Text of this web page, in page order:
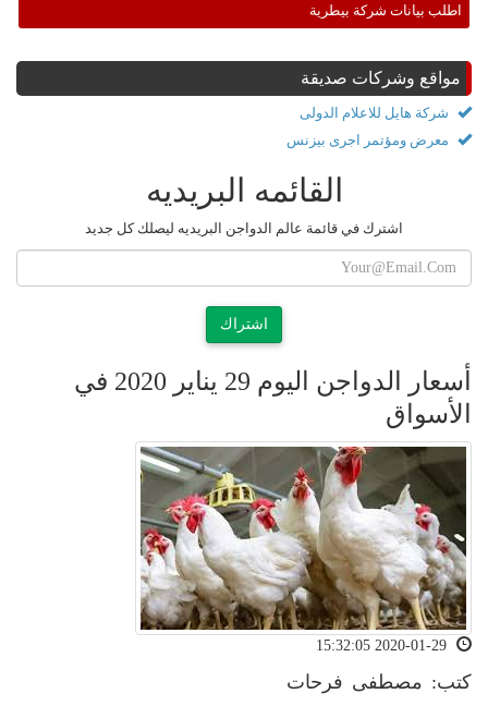
اطلب بيانات شركة بيطرية
مواقع وشركات صديقة
شركة هايل للاعلام الدولى
معرض ومؤتمر اجرى بيزنس
القائمه البريديه
اشترك في قائمة عالم الدواجن البريديه ليصلك كل جديد
اشتراك
أسعار الدواجن اليوم 29 يناير 2020 في
الأسواق
كتب: مصطفى فرحات